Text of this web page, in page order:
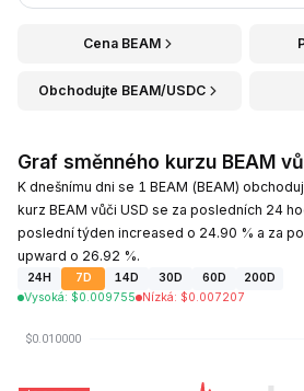
Cena BEAM
Obchodujte BEAM/USDC
Graf směnného kurzu BEAM
K dnešnímu dni se 1 BEAM (BEAM)
kurz BEAM vůči USD se za posledních 24
poslední týden increased o 24.90 % a za
upward o 26.92 %.
24H 7D 14D 30D 60D
200D
Vysoká: $0.009755 Nízká: $0.007207